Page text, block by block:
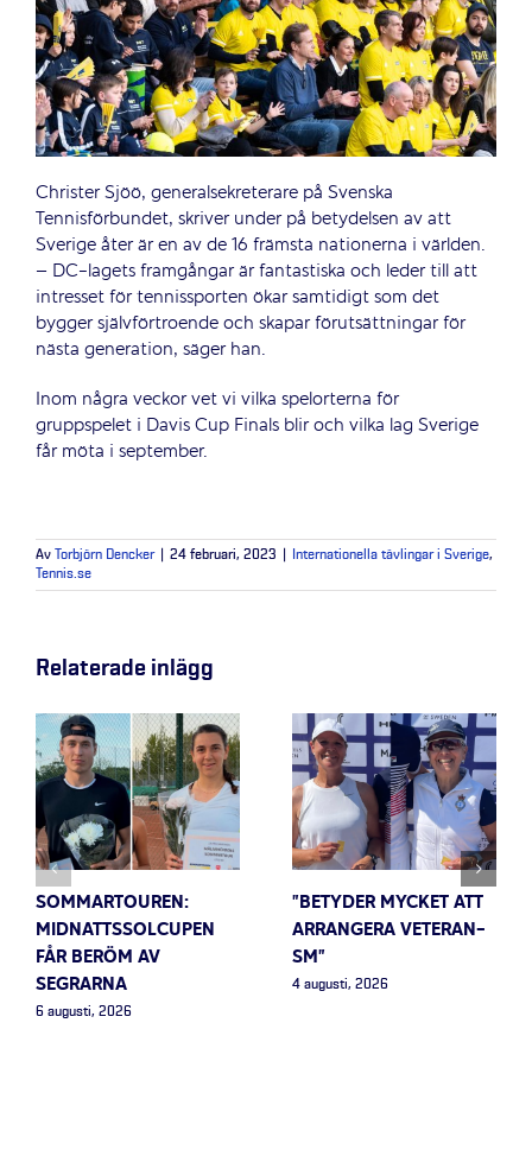
Christer Sjöö, generalsekreterare på Svenska
Tennisförbundet, skriver under på betydelsen av att
Sverige åter är en av de 16 främsta nationerna i världen.
– DC-lagets framgångar är fantastiska och leder till att
intresset för tennissporten ökar samtidigt som det
bygger självförtroende och skapar förutsättningar för
nästa generation, säger han.
Inom några veckor vet vi vilka spelorterna för
gruppspelet i Davis Cup Finals blir och vilka lag Sverige
får möta i september.
Av Torbjörn Dencker 24 februari, 2023 Internationella tävlingar i Sverige,
Tennis.se
Relaterade inlägg
SOMMARTOUREN:
MIDNATTSSOLCUPEN
FÅR BERÖM AV
SEGRARNA
6 augusti, 2026
”BETYDER MYCKET ATT
ARRANGERA VETERAN-
SM”
4 augusti, 2026